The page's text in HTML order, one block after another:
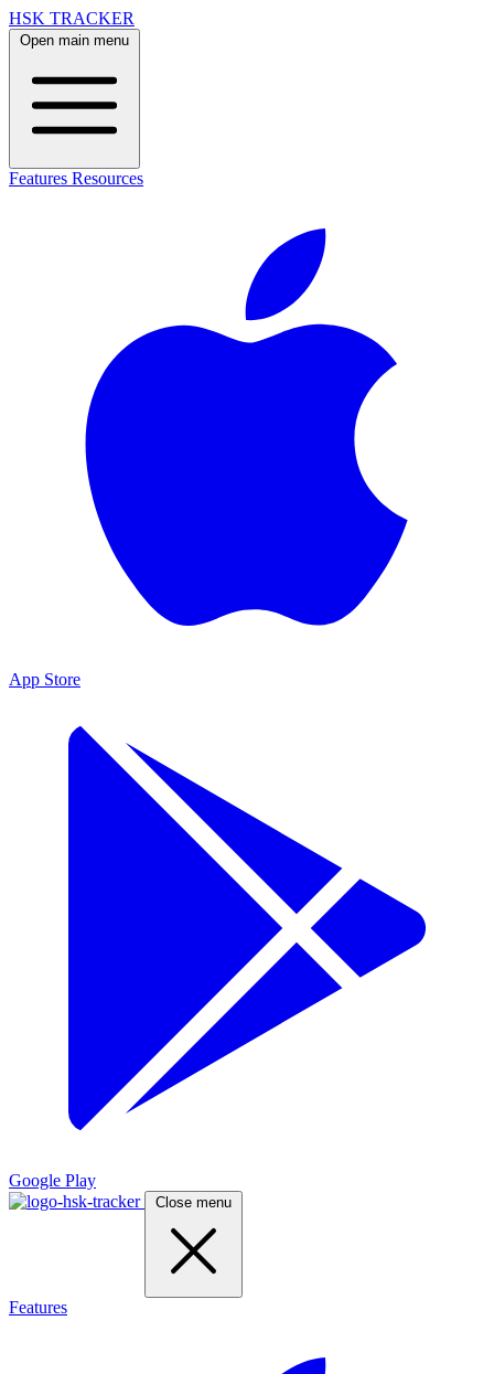
HSK TRACKER
Open main menu
Features Resources
App Store
Google Play
Close menu
Features